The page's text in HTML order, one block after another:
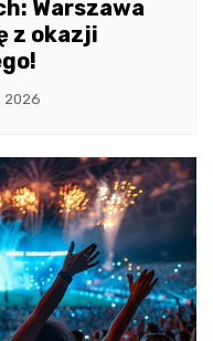
Warszawa
z okazji
2026